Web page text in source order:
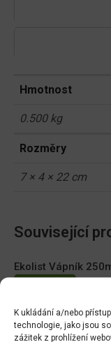
K ukládání a/nebo
technologie, jako jsou
zážitek z prohlížení
Hmotnost
0.500 kg
Rozměry
7 × 4 × 22 cm
Související
Ekolist Vápník